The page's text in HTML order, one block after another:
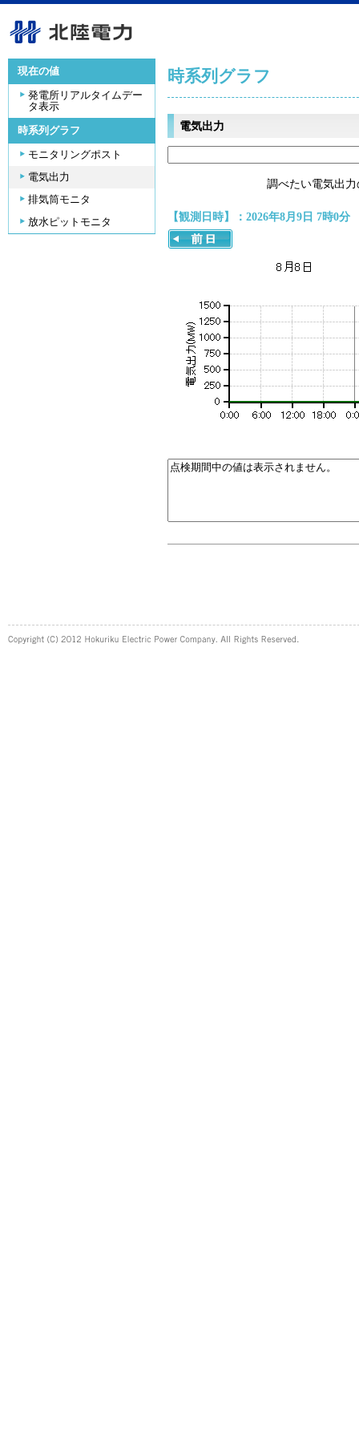
現在の値
発電所リアルタイムデー
タ表示
時系列グラフ
モニタリングポスト
電気出力
排気筒モニタ
放水ピットモニタ
時系列グラフ
電気出力
調べたい電気出
【観測日時】：2026年8月9日 7時0分